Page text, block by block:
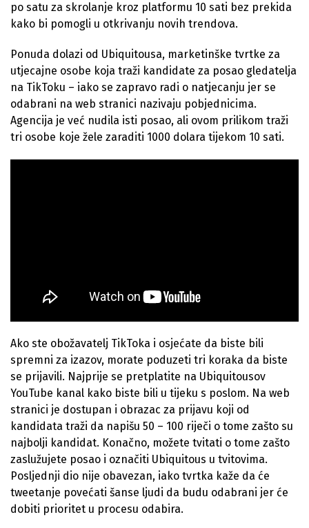
po satu za skrolanje kroz platformu 10 sati bez prekida
kako bi pomogli u otkrivanju novih trendova.
Ponuda dolazi od Ubiquitousa, marketinške tvrtke za
utjecajne osobe koja traži kandidate za posao gledatelja
na TikToku – iako se zapravo radi o natjecanju jer se
odabrani na web stranici nazivaju pobjednicima.
Agencija je već nudila isti posao, ali ovom prilikom traži
tri osobe koje žele zaraditi 1000 dolara tijekom 10 sati.
Ako ste obožavatelj TikToka i osjećate da biste bili
spremni za izazov, morate poduzeti tri koraka da biste
se prijavili. Najprije se pretplatite na Ubiquitousov
YouTube kanal kako biste bili u tijeku s poslom. Na web
stranici je dostupan i obrazac za prijavu koji od
kandidata traži da napišu 50 – 100 riječi o tome zašto su
najbolji kandidat. Konačno, možete tvitati o tome zašto
zaslužujete posao i označiti Ubiquitous u tvitovima.
Posljednji dio nije obavezan, iako tvrtka kaže da će
tweetanje povećati šanse ljudi da budu odabrani jer će
dobiti prioritet u procesu odabira.